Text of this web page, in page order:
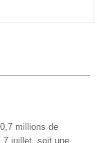
millions de
7 juillet, soit une